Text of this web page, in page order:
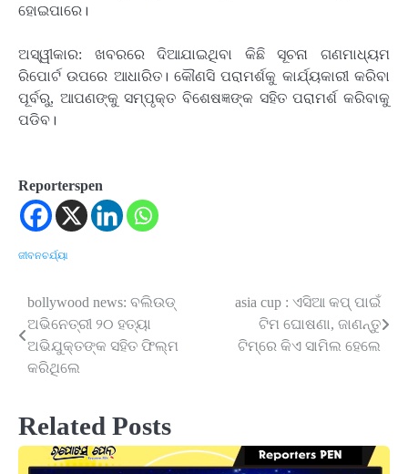
ହୋଇପାରେ।
ଅସ୍ୱୀକାର: ଖବରରେ ଦିଆଯାଇଥିବା କିଛି ସୂଚନା ଗଣମାଧ୍ୟମ
ରିପୋର୍ଟ ଉପରେ ଆଧାରିତ। କୌଣସି ପରାମର୍ଶକୁ କାର୍ଯ୍ୟକାରୀ କରିବା
ପୂର୍ବରୁ, ଆପଣଙ୍କୁ ସମ୍ପୃକ୍ତ ବିଶେଷଜ୍ଞଙ୍କ ସହିତ ପରାମର୍ଶ କରିବାକୁ
ପଡିବ।
Reporterspen
ଜୀବନଚର୍ଯ୍ୟା
Post
navigation
bollywood news: ବଲିଉଡ୍
ଅଭିନେତ୍ରୀ ୨୦ ହତ୍ୟା
ଅଭିଯୁକ୍ତଙ୍କ ସହିତ ଫିଲ୍ମ
କରିଥିଲେ
asia cup : ଏସିଆ କପ୍ ପାଇଁ
ଟିମ ଘୋଷଣା, ଜାଣନ୍ତୁ
ଟିମ୍‌ରେ କିଏ ସାମିଲ ହେଲେ
Related Posts